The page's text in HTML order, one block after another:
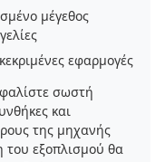
μέγεθος
εφαρμογές
σωστή
και
της μηχανής
του εξοπλισμού θα